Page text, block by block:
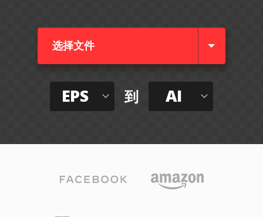
选择文件
EPS 到 AI